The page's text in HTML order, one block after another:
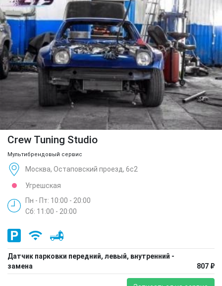
Crew Tuning Studio
Мультибрендовый сервис
Москва, Остаповский проезд, 6с2
Угрешская
Пн - Пт: 10:00 - 20:00
Сб: 11:00 - 20:00
Датчик парковки передний, левый, внутренний -
замена
807 ₽